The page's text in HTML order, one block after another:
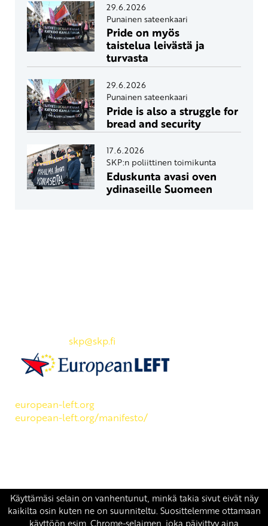
29.6.2026
Punainen sateenkaari
Pride on myös
taistelua leivästä ja
turvasta
29.6.2026
Punainen sateenkaari
Pride is also a struggle for
bread and security
17.6.2026
SKP:n poliittinen toimikunta
Eduskunta avasi oven
ydinaseille Suomeen
skp@skp.fi
european-left.org
european-left.org/manifesto/
Copyright 2026 © SKP| Tietosuojaseloste